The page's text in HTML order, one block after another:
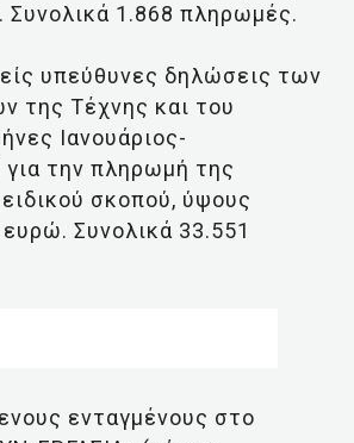
Συνολικά 1.868 πληρωμές.
υπεύθυνες δηλώσεις των
της Τέχνης και του
Ιανουάριος-
την πληρωμή της
σκοπού, ύψους
Συνολικά 33.551
ενταγμένους στο